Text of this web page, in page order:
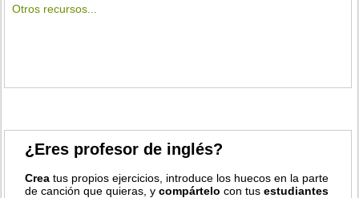
Otros recursos...
¿Eres profesor de inglés?
Crea tus propios ejercicios, introduce los huecos en la parte
de canción que quieras, ycompártelo con tusestudiantes